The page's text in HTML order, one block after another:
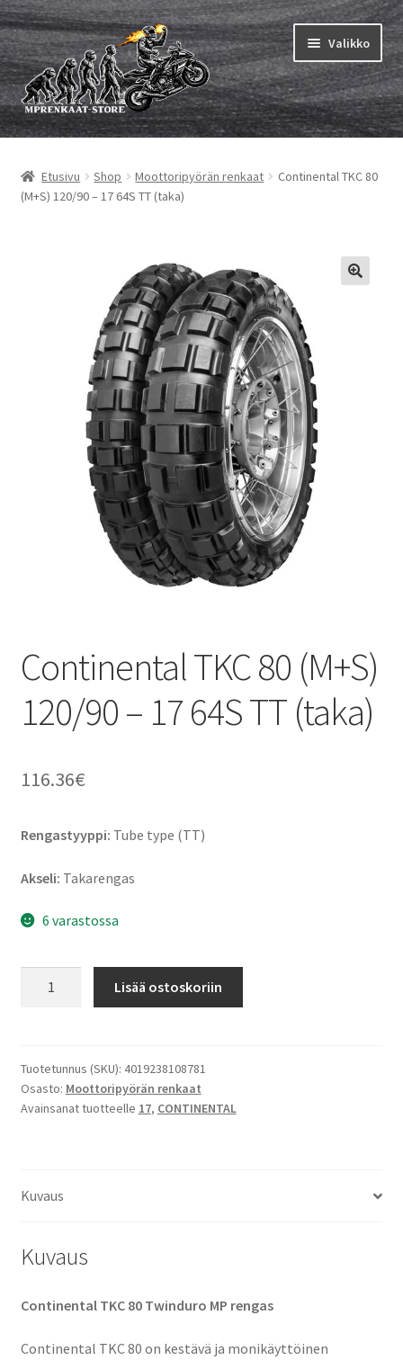
Siirry
navigointiin
Siirry
sisältöön
Valikko
MP renkaat
tason
Sisärenkaat ja nauhat
tason
Etusivu Shop Moottoripyörän renkaat
Continental TKC 80
(M+S) 120/90 – 17 64S TT (taka)
Continental TKC 80 (M+S)
120/90 – 17 64S TT (taka)
116.36€
Rengastyyppi: Tube type (TT)
Akseli: Takarengas
6 varastossa
120/90
-
17
määrä
Lisää ostoskoriin
Tuotetunnus (SKU): 4019238108781
Osasto: Moottoripyörän renkaat
Avainsanat tuotteelle 17, CONTINENTAL
Kuvaus
Kuvaus
Continental TKC 80 Twinduro MP rengas
Continental TKC 80 on kestävä ja monikäyttöinen